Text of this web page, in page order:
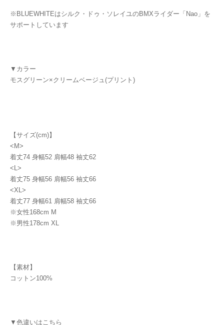
※BLUEWHITEはシルク・ドゥ・ソレイユのBMXライダー「Nao」を
サポートしています
▼カラー
モスグリーン×クリームベージュ(プリント)
【サイズ(cm)】
<M>
着丈74 身幅52 肩幅48 袖丈62
<L>
着丈75 身幅56 肩幅56 袖丈66
<XL>
着丈77 身幅61 肩幅58 袖丈66
※女性168cm M
※男性178cm XL
【素材】
コットン100%
▼色違いはこちら